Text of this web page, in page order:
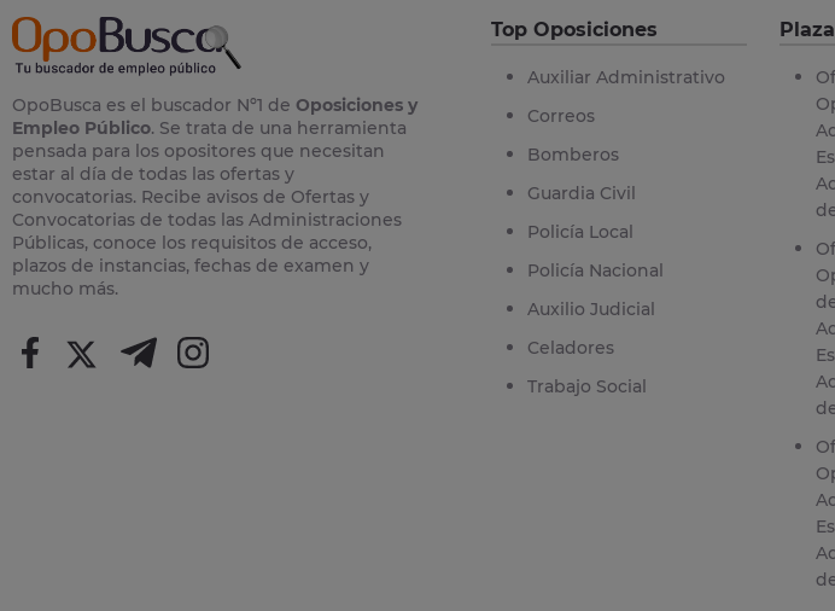
OpoBusca es el buscador Nº1 de Oposiciones y
Empleo Público. Se trata de una herramienta
pensada para los opositores que necesitan
estar al día de todas las ofertas y
convocatorias. Recibe avisos de Ofertas y
Convocatorias de todas las Administraciones
Públicas, conoce los requisitos de acceso,
plazos de instancias, fechas de examen y
mucho más.
Top Oposiciones
Auxiliar Administrativo
Correos
Bomberos
Guardia Civil
Policía Local
Policía Nacional
Auxilio Judicial
Celadores
Trabajo Social